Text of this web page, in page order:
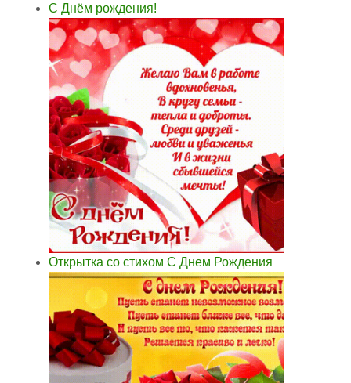
С Днём рождения!
Открытка со стихом С Днем Рождения